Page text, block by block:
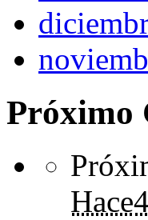
Próximo
Hace